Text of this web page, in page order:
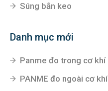
Súng bắn keo
Danh mục mới
Panme đo trong cơ khí
PANME đo ngoài cơ khí